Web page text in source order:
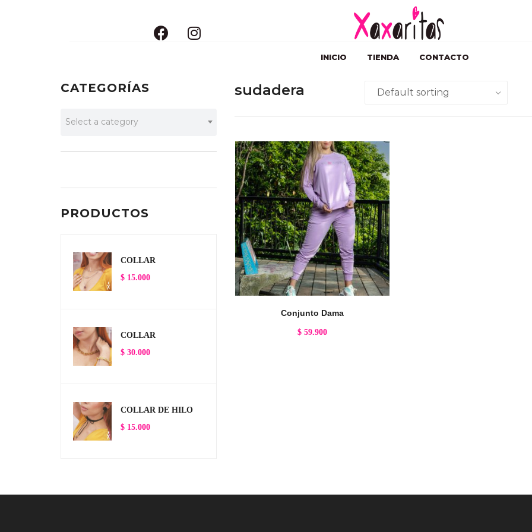
INICIO TIENDA CONTACTO
CATEGORÍAS
Select a category
PRODUCTOS
COLLAR
$ 15.000
COLLAR
$ 30.000
COLLAR DE HILO
$ 15.000
sudadera
Conjunto Dama
$59.900